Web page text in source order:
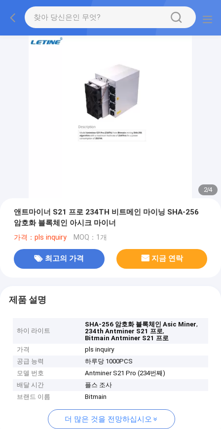
2/4
앤트마이너 S21 프로 234TH 비트메인 마이닝 SHA-256
암호화 블록체인 아시크 마이너
가격：pls inquiry MOQ：1개
최고의 가격 지금 연락
제품 설명
하이 라이트
SHA-256 암호화 블록체인 Asic Miner,
234th Antminer S21 프로,
Bitmain Antminer S21 프로
가격
pls inquiry
공급 능력
하루당 1000PCS
모델 번호
Antminer S21 Pro (234번째)
배달 시간
플스 조사
브랜드 이름
Bitmain
더 많은 것을 전망하십시오